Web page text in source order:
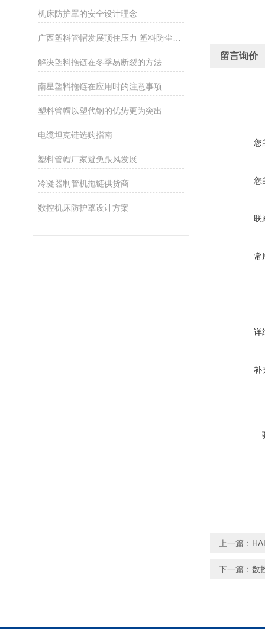
机床防护罩的安全设计理念
解决塑料拖链在冬季易断裂的方法
南星塑料拖链在应用时的注意事项
塑料管帽以塑代钢的优势更为突出
电缆坦克链选购指南
塑料管帽厂家避免跟风发展
冷凝器制管机拖链供货商
数控机床防护罩设计方案
留言询价
您
您
联
常
详
补
上一篇：
下一篇： 数